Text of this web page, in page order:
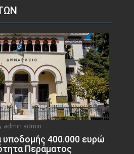
admin admin
υποδομής 400.000 ευρώ
Περάματος